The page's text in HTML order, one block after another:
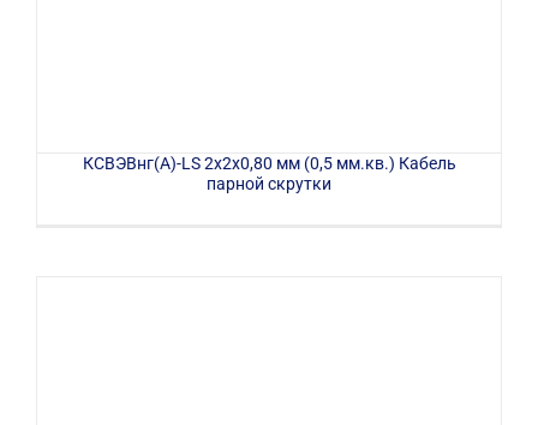
КСВЭВнг(А)-LS 2х2х0,80 мм (0,5 мм.кв.) Кабель
парной скрутки